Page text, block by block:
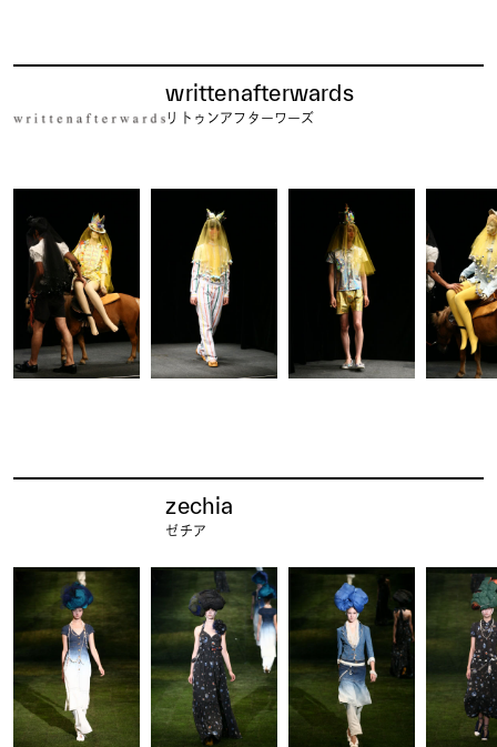
writtenafterwards
リトゥンアフターワーズ
zechia
ゼチア